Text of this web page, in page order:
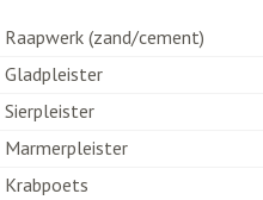
Raapwerk (zand/cement)
Gladpleister
Sierpleister
Marmerpleister
Krabpoets